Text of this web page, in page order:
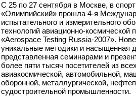
С 25 по 27 сентября в Москве, в
«Олимпийский» прошла 4-я
испытательного и измерительного
технологий авиационно-
«Aerospace Testing Russia-2007».
уникальные методики и насыщенная
представленная семинарами и
более пяти тысяч посетителей из
авиакосмической, автомобильной,
оборонной, металлургической,
судостроительной промышленности.